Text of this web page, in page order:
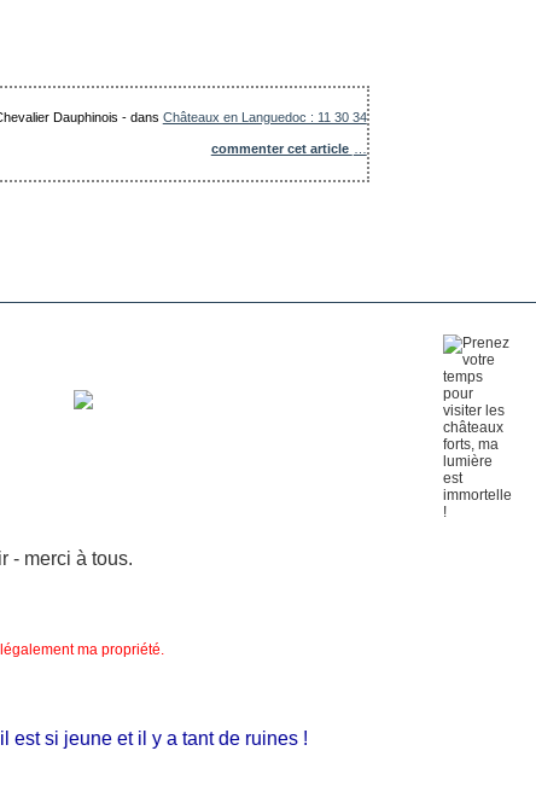
Dauphinois -dans Châteaux en Languedoc : 11 30 34
commenter cet article
- merci à tous.
ma propriété.
si jeune et il y a tant de ruines !